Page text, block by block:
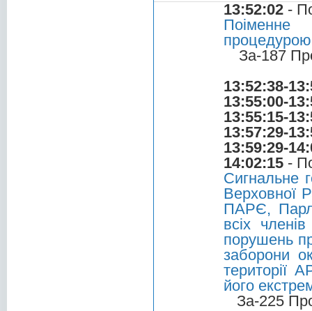
13:52:02 -
Поіменне
За-187
13:52:38-
13:55:00-
13:55:15-
13:57:29-
13:59:29-
14:02:15 -
Сигнальне
Верховної
ПАРЄ,
всіх
порушень
заборони
території
його
За-225